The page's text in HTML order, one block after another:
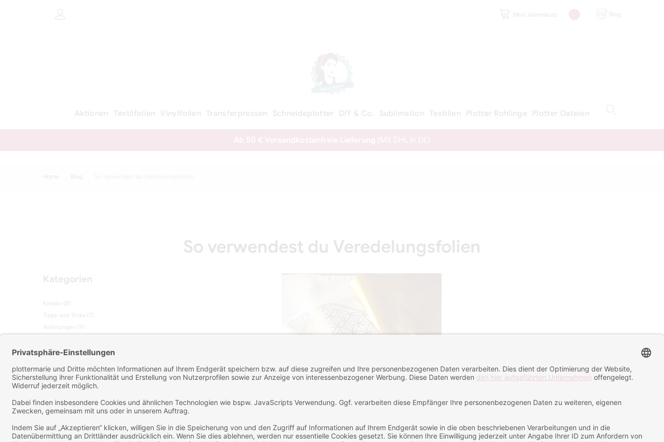
Blog
Mein Warenkorb
Aktionen Textilfolien Vinylfolien Transferpressen Schneideplotter DIY & Co. Sublimation Textilien Plotter Rohlinge Plotter Dateien
Home Blog
So verwendest du Veredelungsfolien
Laden... 145 Angeschaut
Kategorien
Kreativ (8)
Tipps und Tricks (7)
Anleitungen (9)
Neueste Beiträge